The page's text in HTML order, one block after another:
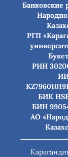
Банковские
РГП
РНН
БИК
БИН
АО